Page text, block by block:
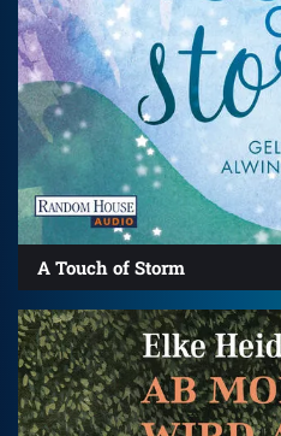
A Touch of Storm